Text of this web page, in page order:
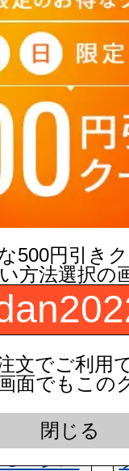
峰工業
峰工業
舗受注状
レバ
500円引き
方法選択の
文でご利用
面でもこの
閉じる